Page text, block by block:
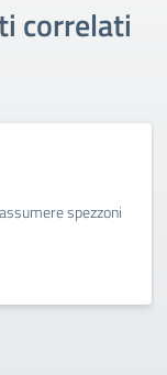
correlati
spezzoni